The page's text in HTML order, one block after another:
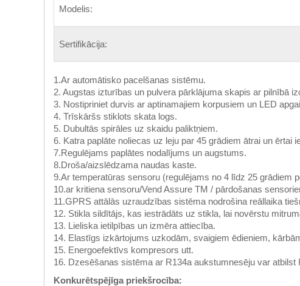
Modelis:
Sertifikācija:
1.Ar automātisko pacelšanas sistēmu.
2. Augstas izturības un pulvera pārklājuma skapis ar pilnībā
3. Nostipriniet durvis ar aptinamajiem korpusiem un LED
4. Trīskāršs stiklots skata logs.
5. Dubultās spirāles uz skaidu paliktņiem.
6. Katra paplāte noliecas uz leju par 45 grādiem ātrai un ērtai
7.Regulējams paplātes nodalījums un augstums.
8.Droša/aizslēdzama naudas kaste.
9.Ar temperatūras sensoru (regulējams no 4 līdz 25 grādiem
10.ar kritiena sensoru/Vend Assure TM / pārdošanas
11.GPRS attālās uzraudzības sistēma nodrošina reāllaika
12. Stikla sildītājs, kas iestrādāts uz stikla, lai novērstu
13. Lieliska ietilpības un izmēra attiecība.
14. Elastīgs izkārtojums uzkodām, svaigiem ēdieniem,
15. Energoefektīvs kompresors utt.
16. Dzesēšanas sistēma ar R134a aukstumnesēju var atbilst
Konkurētspējīga priekšrocība: